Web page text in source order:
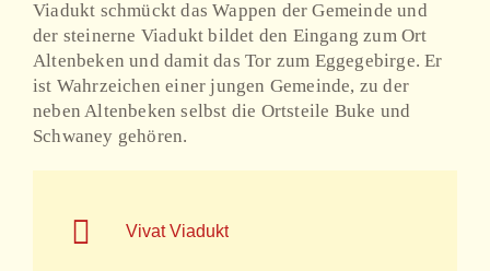
Viadukt schmückt das Wappen der Gemeinde und
der steinerne Viadukt bildet den Eingang zum Ort
Altenbeken und damit das Tor zum Eggegebirge. Er
ist Wahrzeichen einer jungen Gemeinde, zu der
neben Altenbeken selbst die Ortsteile Buke und
Schwaney gehören.
Vivat Viadukt